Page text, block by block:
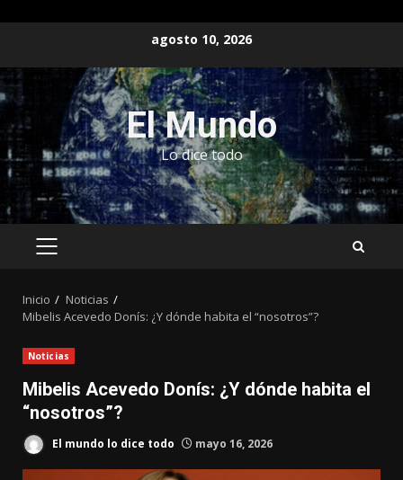
contenido
agosto 10, 2026
El Mundo
Lo dice todo
MENÚ
Inicio
Noticias
Mibelis Acevedo Donís: ¿Y dónde habita el “nosotros”?
Noticias
Mibelis Acevedo Donís: ¿Y dónde habita el
“nosotros”?
El mundo lo dice todo mayo 16, 2026